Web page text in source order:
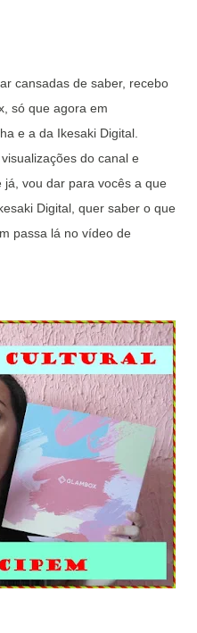
cansadas de saber, recebo
só que agora em
e a da Ikesaki Digital.
do canal e
já, vou dar para vocês a que
Digital, quer saber o que
passa lá no vídeo de